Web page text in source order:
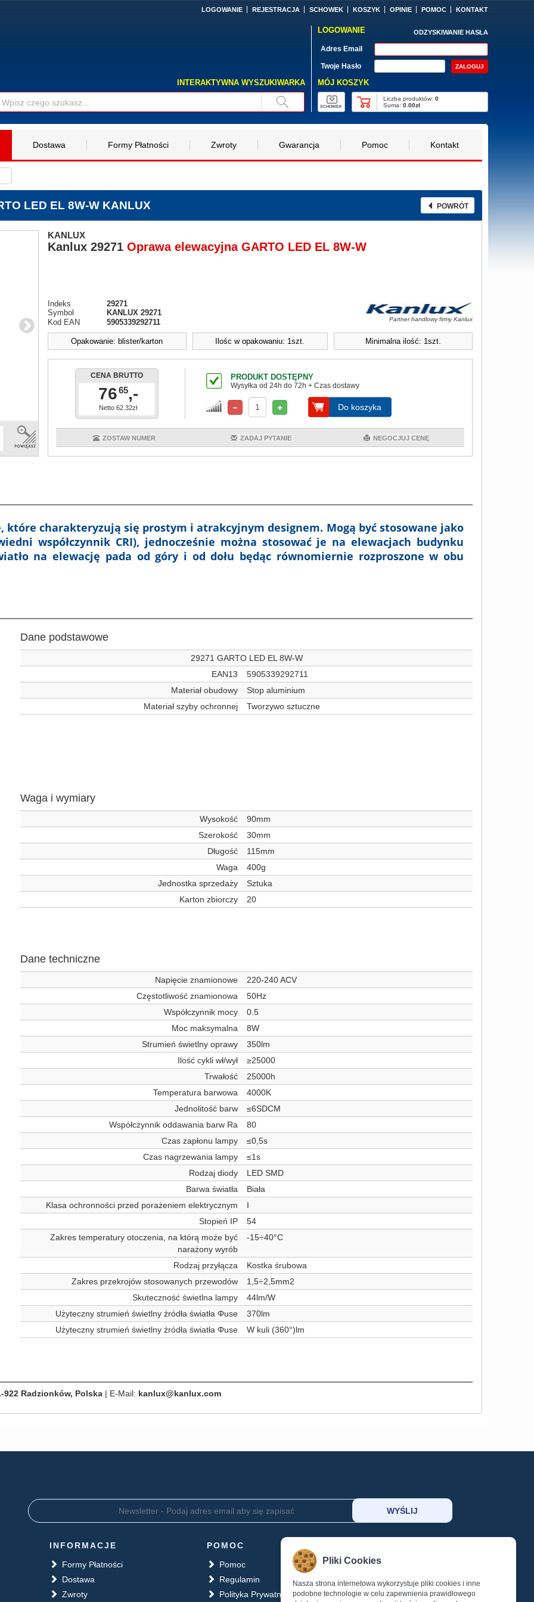
LOGOWANIE REJESTRACJA SCHOWEK KOSZYK OPINIE POMOC KONTAKT
INTERAKTYWNA WYSZUKIWARKA
LOGOWANIE ODZYSKIWANIE HASŁA
Adres Email
Twoje Hasło
MÓJ KOSZYK
SCHOWEK
Liczba produktów:0
Suma:0.00zł
Dostawa Formy Płatności Zwroty Gwarancja Pomoc Kontakt
LED EL 8W-W KANLUX POWRÓT
KANLUX
Kanlux 29271 Oprawa elewacyjna GARTO LED EL 8W-W
Indeks
29271
Symbol
KANLUX 29271
Kod EAN
5905339292711 Partner handlowy firmy Kanlux
Opakowanie: blister/karton Ilośc w opakowaniu: 1szt. Minimalna ilość: 1szt.
CENA BRUTTO
7665,-
Netto 62.32zł
PRODUKT DOSTĘPNY
Wysyłka od 24h do 72h + Czas dostawy
Do koszyka
ZOSTAW NUMER ZADAJ PYTANIE NEGOCJUJ CENĘ
które charakteryzują się prostym i atrakcyjnym designem. Mogą być stosowane jako
współczynnik CRI), jednocześnie można stosować je na elewacjach budynku
na elewację pada od góry i od dołu będąc równomiernie rozproszone w obu
Dane podstawowe
29271 GARTO LED EL 8W-W
EAN13
5905339292711
Materiał obudowy
Stop aluminium
Materiał szyby ochronnej
Tworzywo sztuczne
Waga i wymiary
Wysokość
90mm
Szerokość
30mm
Długość
115mm
Waga
400g
Jednostka sprzedaży
Sztuka
Karton zbiorczy
20
Dane techniczne
Napięcie znamionowe
220-240 ACV
Częstotliwość znamionowa
50Hz
Współczynnik mocy
0.5
Moc maksymalna
8W
Strumień świetlny oprawy
350lm
Ilość cykli wł/wył
≥25000
Trwałość
25000h
Temperatura barwowa
4000K
Jednolitość barw
≤6SDCM
Współczynnik oddawania barw Ra
80
Czas zapłonu lampy
≤0,5s
Czas nagrzewania lampy
≤1s
Rodzaj diody
LED SMD
Barwa światła
Biała
Klasa ochronności przed porażeniem elektrycznym
I
Stopień IP
54
Zakres temperatury otoczenia, na którą może być
narażony wyrób
-15÷40°C
Rodzaj przyłącza
Kostka śrubowa
Zakres przekrojów stosowanych przewodów
1,5÷2,5mm2
Skuteczność świetlna lampy
44lm/W
Użyteczny strumień świetlny źródła światła Φuse
370lm
Użyteczny strumień świetlny źródła światła Φuse
W kuli (360°)lm
922 Radzionków, Polska | E-Mail: kanlux@kanlux.com
INFORMACJE
Formy Płatności
Dostawa
Zwroty
POMOC
Pomoc
Regulamin
Polityka Prywatności
Koszyk
Schowek
Logowanie
Pliki Cookies
Nasza strona internetowa wykorzystuje pliki cookies i inne
podobne technologie w celu zapewnienia prawidłowego